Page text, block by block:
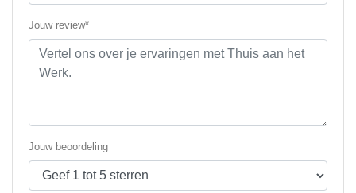
Jouw review*
Jouw beoordeling